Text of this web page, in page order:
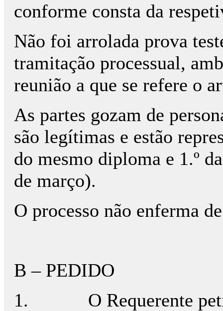
conforme consta da
Não foi arrolada prova
tramitação processual,
reunião a que se refere o
As partes gozam de
são legítimas e estão
do mesmo diploma e 1.º
de março).
O processo não enferma
B – PEDIDO
1.
O Requerente